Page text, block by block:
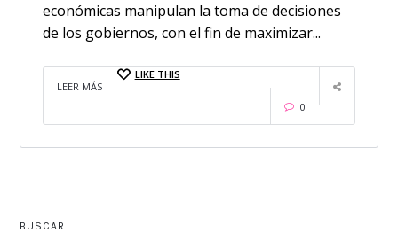
económicas manipulan la toma de decisiones
de los gobiernos, con el fin de maximizar...
LEER MÁS
LIKE THIS
0
BUSCAR